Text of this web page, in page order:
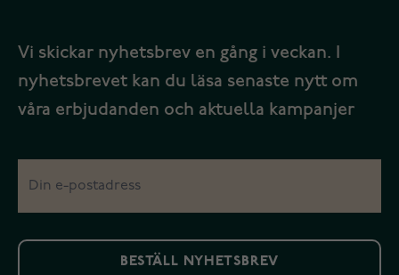
Vi skickar nyhetsbrev en gång i veckan. I
nyhetsbrevet kan du läsa senaste nytt om
våra erbjudanden och aktuella kampanjer
BESTÄLL NYHETSBREV